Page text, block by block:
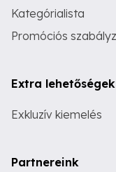
Kategórialista
Promóciós
Extra lehetőségek
Exkluzív kiemelés
Partnereink